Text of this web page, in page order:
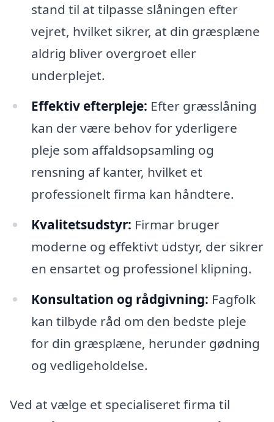
stand til at tilpasse slåningen efter
vejret, hvilket sikrer, at din græsplæne
aldrig bliver overgroet eller
underplejet.
Effektiv efterpleje: Efter græsslåning
kan der være behov for yderligere
pleje som affaldsopsamling og
rensning af kanter, hvilket et
professionelt firma kan håndtere.
Kvalitetsudstyr: Firmar bruger
moderne og effektivt udstyr, der sikrer
en ensartet og professionel klipning.
Konsultation og rådgivning: Fagfolk
kan tilbyde råd om den bedste pleje
for din græsplæne, herunder gødning
og vedligeholdelse.
Ved at vælge et specialiseret firma til